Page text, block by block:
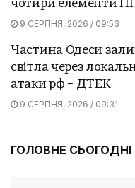
чотири елементи
9 СЕРПНЯ, 2026 / 09:53
Частина Одеси
світла через
атаки рф – ДТЕК
9 СЕРПНЯ, 2026 / 09:31
ГОЛОВНЕ СЬОГОДНІ